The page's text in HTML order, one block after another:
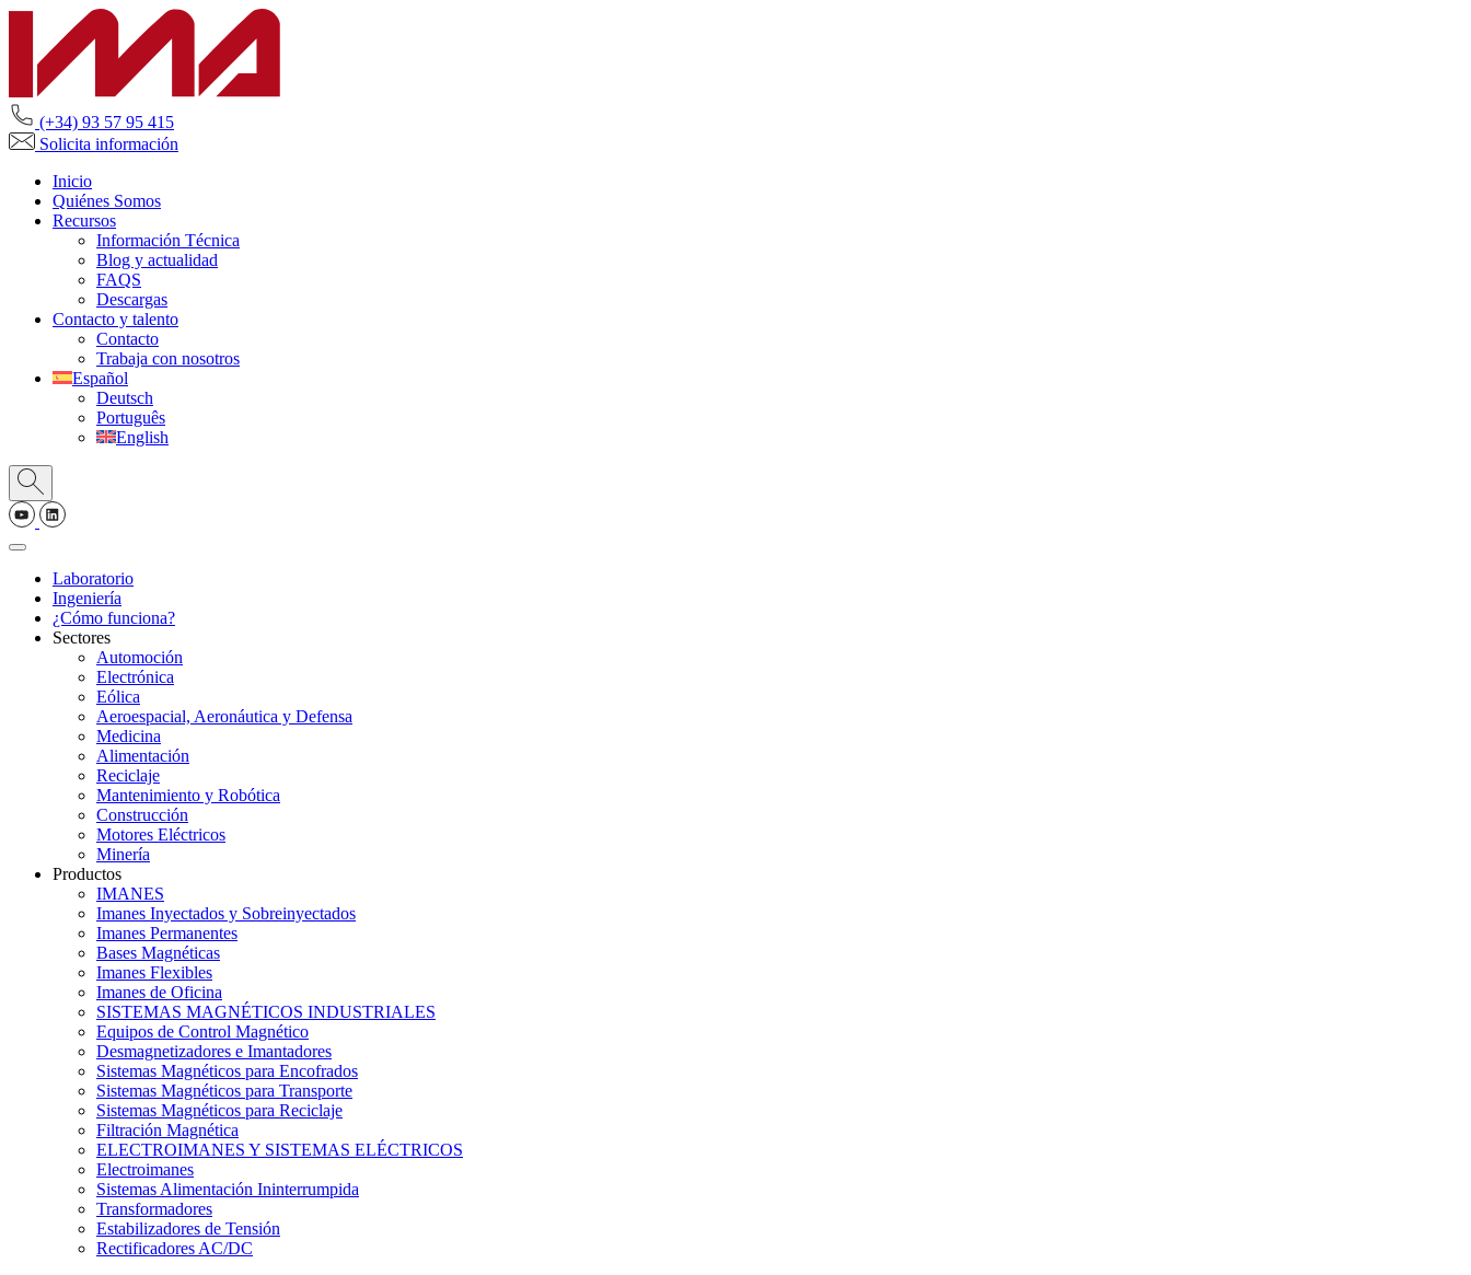
(+34) 93 57 95 415
Solicita información
Inicio
Quiénes Somos
Recursos
Información Técnica
Blog y actualidad
FAQS
Descargas
Contacto y talento
Contacto
Trabaja con nosotros
Español
Deutsch
Português
English
Laboratorio
Ingeniería
¿Cómo funciona?
Sectores
Automoción
Electrónica
Eólica
Aeroespacial, Aeronáutica y Defensa
Medicina
Alimentación
Reciclaje
Mantenimiento y Robótica
Construcción
Motores Eléctricos
Minería
Productos
IMANES
Imanes Inyectados y Sobreinyectados
Imanes Permanentes
Bases Magnéticas
Imanes Flexibles
Imanes de Oficina
SISTEMAS MAGNÉTICOS INDUSTRIALES
Equipos de Control Magnético
Desmagnetizadores e Imantadores
Sistemas Magnéticos para Encofrados
Sistemas Magnéticos para Transporte
Sistemas Magnéticos para Reciclaje
Filtración Magnética
ELECTROIMANES Y SISTEMAS ELÉCTRICOS
Electroimanes
Sistemas Alimentación Ininterrumpida
Transformadores
Estabilizadores de Tensión
Rectificadores AC/DC